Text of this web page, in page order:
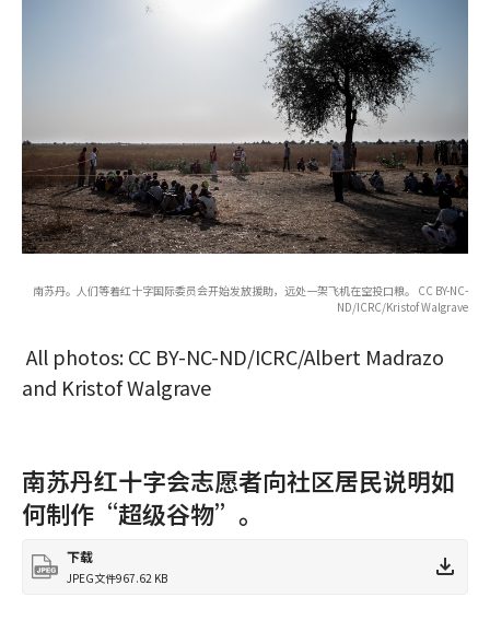
南苏丹。人们等着红十字国际委员会开始发放援助，远处一架飞机在空投口粮。 CC BY-NC-
ND/ICRC/Kristof Walgrave
All photos: CC BY-NC-ND/ICRC/Albert Madrazo
and Kristof Walgrave
南苏丹红十字会志愿者向社区居民说明如
何制作“超级谷物”。
下载
JPEG文件967.62 KB